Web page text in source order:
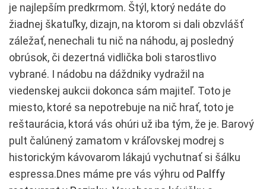
je najlepším predkrmom. Štýl, ktorý nedáte do
žiadnej škatuľky, dizajn, na ktorom si dali obzvlášť
záležať, nenechali tu nič na náhodu, aj posledný
obrúsok, či dezertná vidlička boli starostlivo
vybrané. I nádobu na dáždniky vydražil na
viedenskej aukcii dokonca sám majiteľ. Toto je
miesto, ktoré sa nepotrebuje na nič hrať, toto je
reštaurácia, ktorá vás ohúri už iba tým, že je. Barový
pult čalúnený zamatom v kráľovskej modrej s
historickým kávovarom lákajú vychutnať si šálku
espressa.Dnes máme pre vás výhru od Palffy